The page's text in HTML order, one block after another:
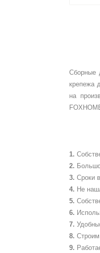
Сборные
крепежа
на
Сроки
Не